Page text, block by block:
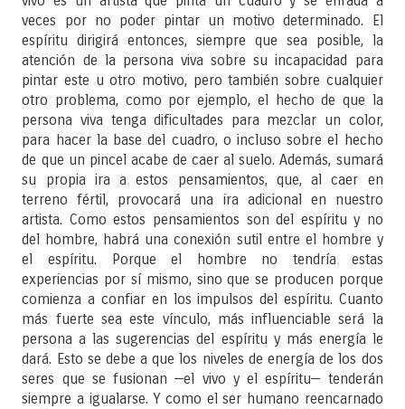
veces por no poder pintar un motivo determinado. El
espíritu dirigirá entonces, siempre que sea posible, la
atención de la persona viva sobre su incapacidad para
pintar este u otro motivo, pero también sobre cualquier
otro problema, como por ejemplo, el hecho de que la
persona viva tenga dificultades para mezclar un color,
para hacer la base del cuadro, o incluso sobre el hecho
de que un pincel acabe de caer al suelo. Además, sumará
su propia ira a estos pensamientos, que, al caer en
terreno fértil, provocará una ira adicional en nuestro
artista. Como estos pensamientos son del espíritu y no
del hombre, habrá una conexión sutil entre el hombre y
el espíritu. Porque el hombre no tendría estas
experiencias por sí mismo, sino que se producen porque
comienza a confiar en los impulsos del espíritu. Cuanto
más fuerte sea este vínculo, más influenciable será la
persona a las sugerencias del espíritu y más energía le
dará. Esto se debe a que los niveles de energía de los dos
seres que se fusionan —el vivo y el espíritu— tenderán
siempre a igualarse. Y como el ser humano reencarnado